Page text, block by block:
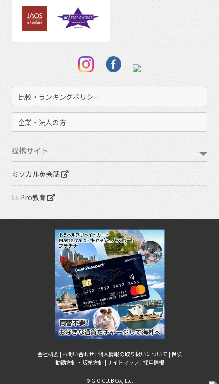
比較・ランキングポリシー
企業・法人の方
提携サイト
ミツカル英会話
Li-Pro教育
会社概要 | お問い合わせ |個人情報の取り扱いについて |保険
勧誘方針・販売方針 |サイトマップ |採用情報
© GIO CLUB Co., Ltd.